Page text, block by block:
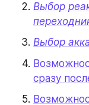
Выбор
Выбор
сразу